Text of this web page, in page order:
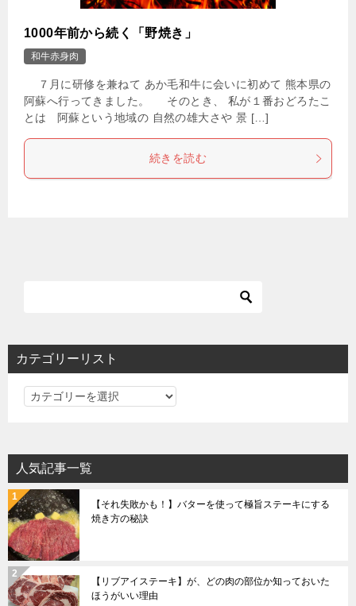
1000年前から続く「野焼き」
和牛赤身肉
７月に研修を兼ねて あか毛和牛に会いに初めて 熊本県の
阿蘇へ行ってきました。 そのとき、 私が１番おどろたこ
とは 阿蘇という地域の 自然の雄大さや 景 […]
続きを読む
カテゴリーリスト
カ
リ
ー
リ
ス
ト
人気記事一覧
【それ失敗かも！】バターを使って極旨ステーキにする
焼き方の秘訣
【リブアイステーキ】が、どの肉の部位か知っておいた
ほうがいい理由